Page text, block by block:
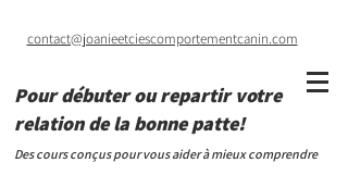
contact@joanieetciescomportementcanin.com
Pour débuter ou repartir votre
relation de la bonne patte!
Des cours conçus pour vous aider à mieux comprendre